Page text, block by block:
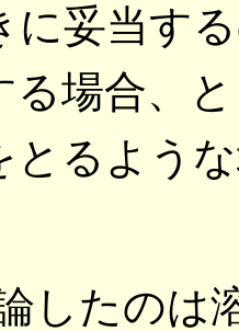
に妥当す
る場合、
とるよう
したのは